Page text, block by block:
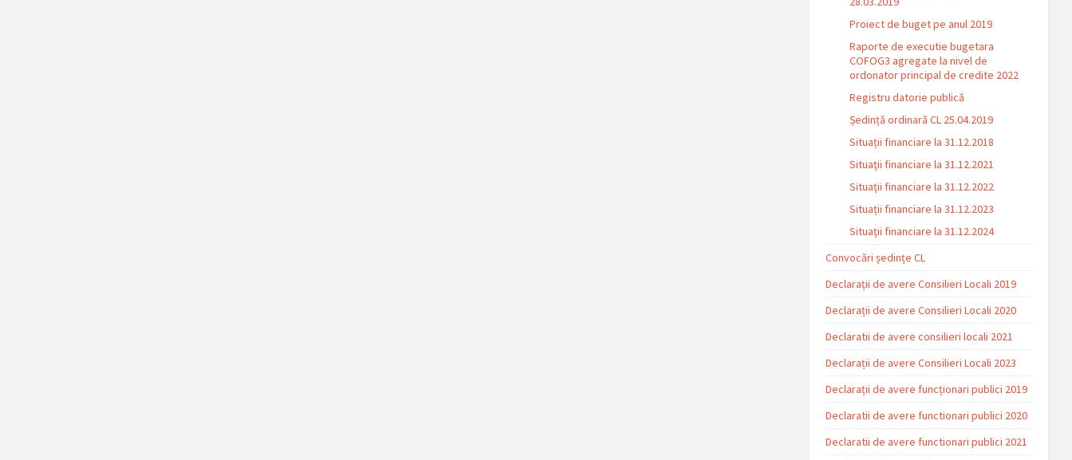
Proiect de buget pe anul 2019
Raporte de executie bugetara
COFOG3 agregate la nivel de
ordonator principal de credite 2022
Registru datorie publică
Ședință ordinară CL 25.04.2019
Situații financiare la 31.12.2018
Situaţii financiare la 31.12.2021
Situaţii financiare la 31.12.2022
Situații financiare la 31.12.2023
Situaţii financiare la 31.12.2024
Convocări ședințe CL
Declarații de avere Consilieri Locali 2019
Declarații de avere Consilieri Locali 2020
Declaratii de avere consilieri locali 2021
Declarații de avere Consilieri Locali 2023
Declarații de avere funcționari publici 2019
Declaratii de avere functionari publici 2020
Declaratii de avere functionari publici 2021